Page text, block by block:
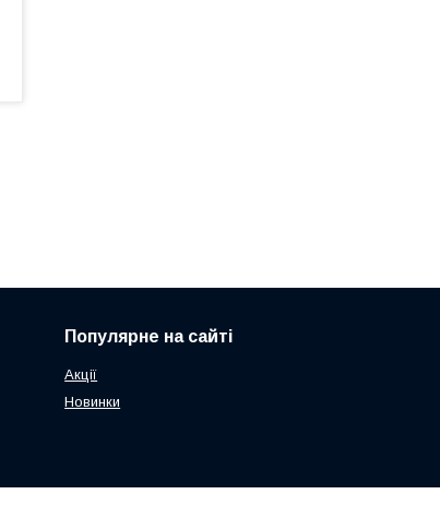
Популярне на сайті
Акції
Новинки